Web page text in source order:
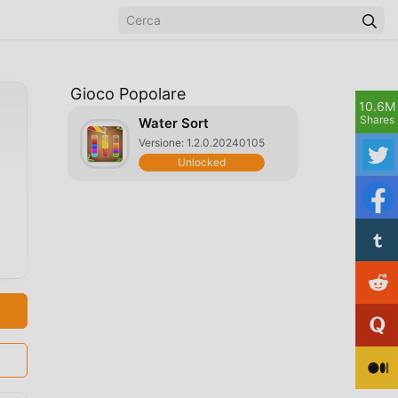
Gioco Popolare
Water Sort
Versione: 1.2.0.20240105
Unlocked
10.6M
Shares